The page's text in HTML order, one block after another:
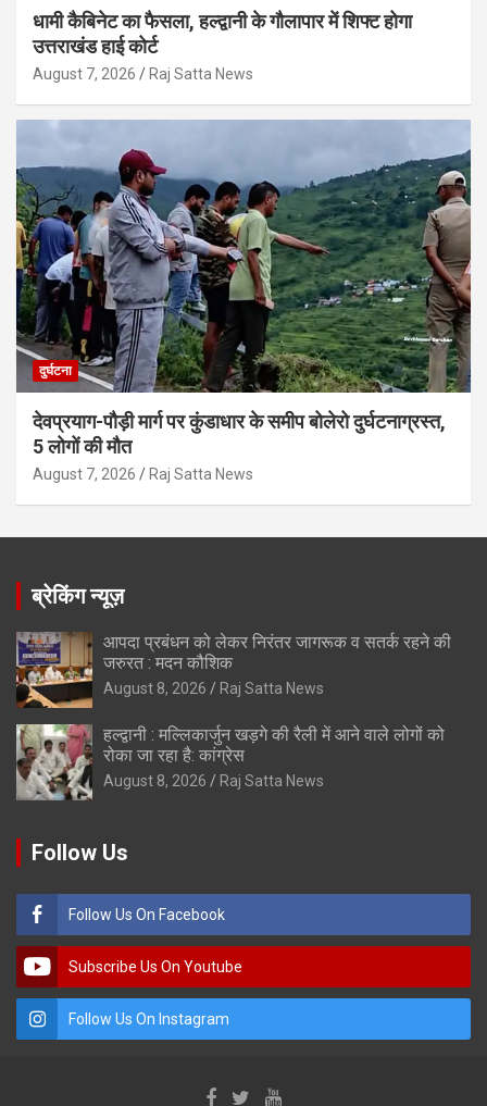
धामी कैबिनेट का फैसला, हल्द्वानी के गौलापार में शिफ्ट होगा
उत्तराखंड हाई कोर्ट
August 7, 2026 Raj Satta News
दुर्घटना
देवप्रयाग-पौड़ी मार्ग पर कुंडाधार के समीप बोलेरो दुर्घटनाग्रस्त,
5 लोगों की मौत
August 7, 2026 Raj Satta News
ब्रेकिंग न्यूज़
आपदा प्रबंधन को लेकर निरंतर जागरूक व सतर्क रहने की
जरुरत : मदन कौशिक
August 8, 2026 Raj Satta News
हल्द्वानी : मल्लिकार्जुन खड़गे की रैली में आने वाले लोगों को
रोका जा रहा है: कांग्रेस
August 8, 2026 Raj Satta News
Follow Us
Follow Us On Facebook
Subscribe Us On Youtube
Follow Us On Instagram